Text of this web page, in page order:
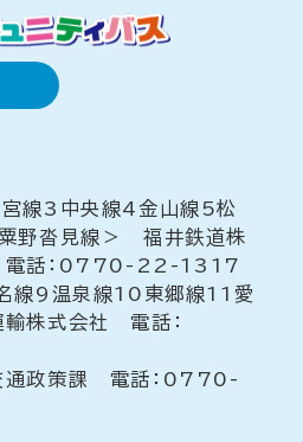
線3中央線4金山線5松
野沓見線＞ 福井鉄道株
電話：0770-22-1317
線9温泉線10東郷線11愛
株式会社 電話：
通政策課 電話：0770-